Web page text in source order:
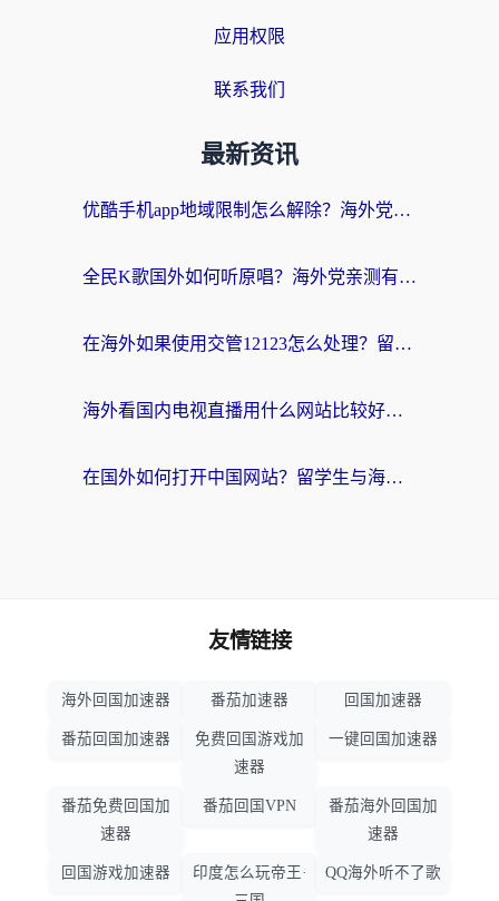
应用权限
联系我们
最新资讯
优酷手机app地域限制怎么解除？海外党亲测有效的追剧方案
全民K歌国外如何听原唱？海外党亲测有效的回国加速器选择指南
在海外如果使用交管12123怎么处理？留学生亲测有效的回国加速方案
海外看国内电视直播用什么网站比较好？一篇解决你所有追剧难题的实用指南
在国外如何打开中国网站？留学生与海外华人的无缝访问指南
友情链接
海外回国加速器 番茄加速器 回国加速器
番茄回国加速器
免费回国游戏加
速器
一键回国加速器
番茄免费回国加
速器
番茄回国VPN
番茄海外回国加
速器
回国游戏加速器
印度怎么玩帝王·
QQ海外听不了歌